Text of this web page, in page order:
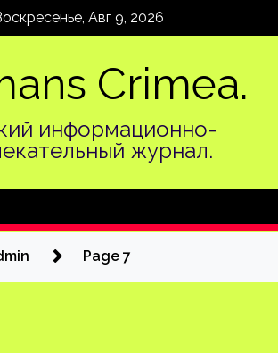
Авг 9, 2026
Crimea.
информационно-
журнал.
Page 7